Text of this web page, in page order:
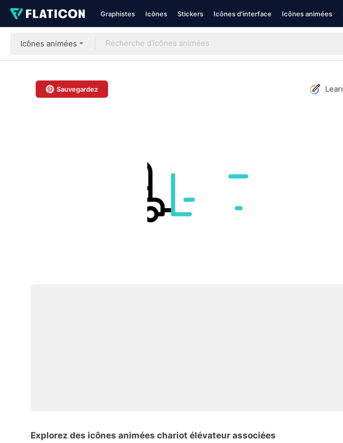
Graphistes Icônes Stickers Icônes d'interface Icônes animées
Icônes animées
Sauvegardez
Explorez des icônes animées chariot élévateur associées